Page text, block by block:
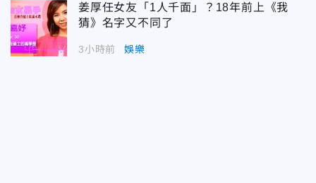
姜厚任女友「1人千面」？18年前上《我
猜》名字又不同了
3小時前 娛樂